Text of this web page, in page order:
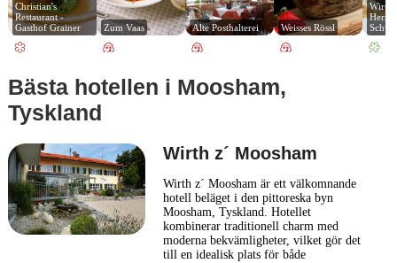
Christian's
Restaurant -
Gasthof Grainer
Zum Vaas Alte Posthalterei Weisses Rössl
Bästa hotellen i Moosham,
Tyskland
Wirth z´ Moosham
Wirth z´ Moosham är ett välkomnande
hotell beläget i den pittoreska byn
Moosham, Tyskland. Hotellet
kombinerar traditionell charm med
moderna bekvämligheter, vilket gör det
till en idealisk plats för både